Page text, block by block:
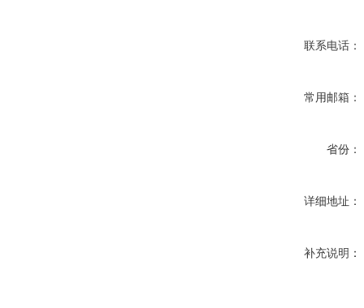
联系电话：
常用邮箱：
省份：
详细地址：
补充说明：